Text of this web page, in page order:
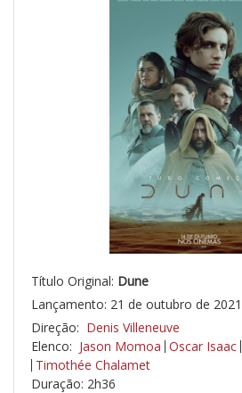
Título Original: Dune
Lançamento: 21 de outubro de 2021
Direção: Denis Villeneuve
Elenco: Jason Momoa Oscar Isaac
Timothée Chalamet
Duração: 2h36